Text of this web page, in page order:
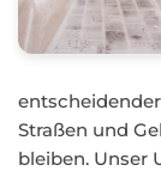
Straßen und
bleiben. Unser